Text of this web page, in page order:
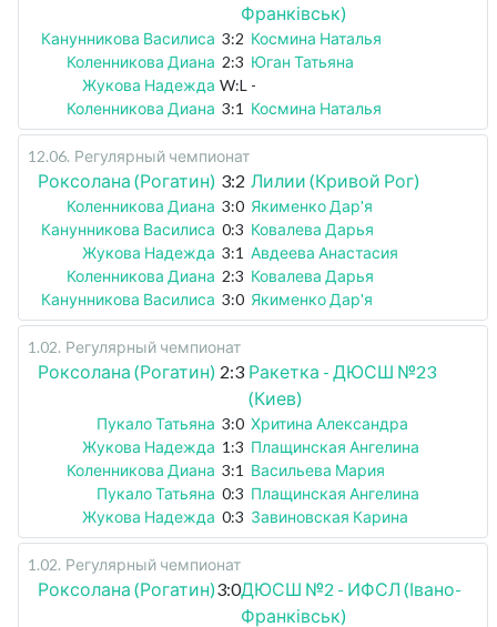
Франківськ)
Канунникова Василиса 3:2 Космина Наталья
Коленникова Диана 2:3 Юган Татьяна
Жукова Надежда W:L -
Коленникова Диана 3:1 Космина Наталья
12.06. Регулярный чемпионат
Роксолана (Рогатин) 3:2 Лилии (Кривой Рог)
Коленникова Диана 3:0 Якименко Дар'я
Канунникова Василиса 0:3 Ковалева Дарья
Жукова Надежда 3:1 Авдеева Анастасия
Коленникова Диана 2:3 Ковалева Дарья
Канунникова Василиса 3:0 Якименко Дар'я
1.02. Регулярный чемпионат
Роксолана (Рогатин) 2:3 Ракетка - ДЮСШ №23
(Киев)
Пукало Татьяна 3:0 Хритина Александра
Жукова Надежда 1:3 Плащинская Ангелина
Коленникова Диана 3:1 Васильева Мария
Пукало Татьяна 0:3 Плащинская Ангелина
Жукова Надежда 0:3 Завиновская Карина
1.02. Регулярный чемпионат
Роксолана (Рогатин)3:0ДЮСШ №2 - ИФСЛ (Івано-
Франківськ)